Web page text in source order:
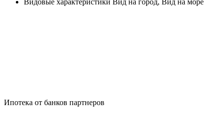
Видовые характеристики Вид на город, Вид на море
Ипотека от банков партнеров